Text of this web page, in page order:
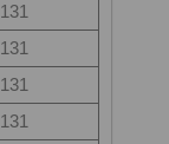
131
131
131
131